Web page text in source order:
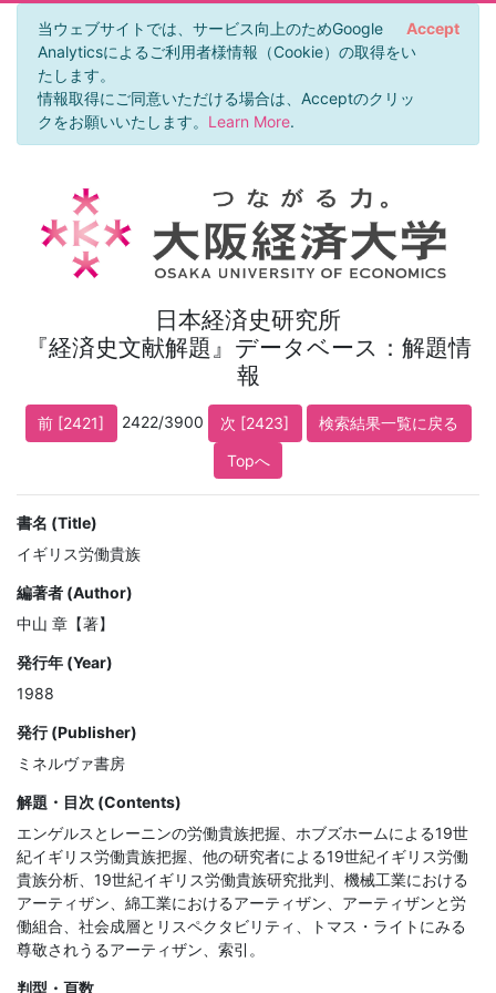
当ウェブサイトでは、サービス向上のためGoogle
Analyticsによるご利用者様情報（Cookie）の取得をい
たします。
情報取得にご同意いただける場合は、Acceptのクリッ
クをお願いいたします。 Learn More.
Accept
日本経済史研究所
『経済史文献解題』データベース：解題情
報
前 [2421] 2422/3900 次 [2423]
検索結果一覧に戻る
Topへ
書名 (Title)
イギリス労働貴族
編著者 (Author)
中山 章【著】
発行年 (Year)
1988
発行 (Publisher)
ミネルヴァ書房
解題・目次 (Contents)
エンゲルスとレーニンの労働貴族把握、ホブズホームによる19世
紀イギリス労働貴族把握、他の研究者による19世紀イギリス労働
貴族分析、19世紀イギリス労働貴族研究批判、機械工業における
アーティザン、綿工業におけるアーティザン、アーティザンと労
働組合、社会成層とリスペクタビリティ、トマス・ライトにみる
尊敬されうるアーティザン、索引。
判型・頁数